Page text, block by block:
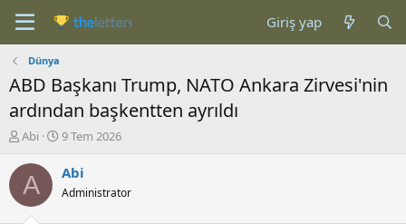
Giriş yap
Dünya
ABD Başkanı Trump, NATO Ankara Zirvesi'nin
ardından başkentten ayrıldı
K
n
b
u
Abi
B
ş
a
9 Tem 2026
A Abi
Administrator